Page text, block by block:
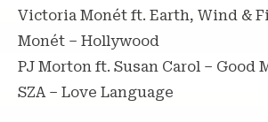
Victoria Monét ft. Earth, Wind &
Monét – Hollywood
PJ Morton ft. Susan Carol – Good
SZA – Love Language